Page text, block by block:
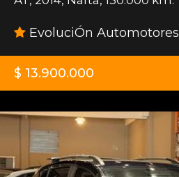
EvoluciÓn Automotores
$ 13.900.000